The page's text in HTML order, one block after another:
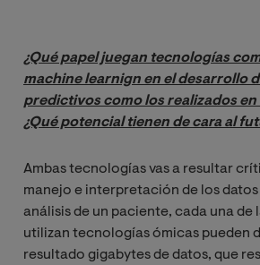
¿Qué papel juegan tecnologías
machine learnign en el desarrollo
predictivos como los realizados en
¿Qué potencial tienen de cara al
Ambas tecnologías vas a resultar
manejo e interpretación de los datos
análisis de un paciente, cada una de
utilizan tecnologías ómicas pueden
resultado gigabytes de datos, que